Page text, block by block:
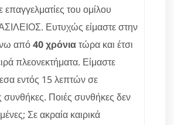
επαγγελματίες του ομίλου
Ευτυχώς είμαστε στην
από40 χρόνιατώρα και έτσι
πλεονεκτήματα. Είμαστε
εντός 15 λεπτών σε
συνθήκες. Ποιές συνθήκες δεν
Σε ακραία καιρικά